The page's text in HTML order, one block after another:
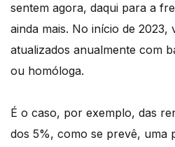
sentem agora, daqui para a
ainda mais. No início de 2023,
atualizados anualmente com
ou homóloga.
É o caso, por exemplo, das
dos 5%, como se prevê, uma